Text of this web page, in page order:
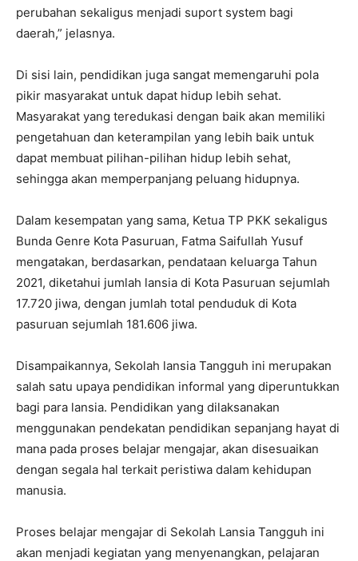
perubahan sekaligus menjadi suport system bagi
daerah,” jelasnya.
Di sisi lain, pendidikan juga sangat memengaruhi pola
pikir masyarakat untuk dapat hidup lebih sehat.
Masyarakat yang teredukasi dengan baik akan memiliki
pengetahuan dan keterampilan yang lebih baik untuk
dapat membuat pilihan-pilihan hidup lebih sehat,
sehingga akan memperpanjang peluang hidupnya.
Dalam kesempatan yang sama, Ketua TP PKK sekaligus
Bunda Genre Kota Pasuruan, Fatma Saifullah Yusuf
mengatakan, berdasarkan, pendataan keluarga Tahun
2021, diketahui jumlah lansia di Kota Pasuruan sejumlah
17.720 jiwa, dengan jumlah total penduduk di Kota
pasuruan sejumlah 181.606 jiwa.
Disampaikannya, Sekolah lansia Tangguh ini merupakan
salah satu upaya pendidikan informal yang diperuntukkan
bagi para lansia. Pendidikan yang dilaksanakan
menggunakan pendekatan pendidikan sepanjang hayat di
mana pada proses belajar mengajar, akan disesuaikan
dengan segala hal terkait peristiwa dalam kehidupan
manusia.
Proses belajar mengajar di Sekolah Lansia Tangguh ini
akan menjadi kegiatan yang menyenangkan, pelajaran